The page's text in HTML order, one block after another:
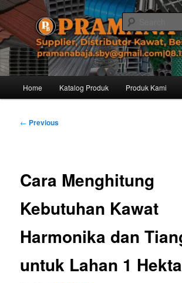
Skip
to
primary
contentPramana Baja
Kawat – 08.123.3744.374
Distributor dari Pabrik Besi Baja, Supplier Besi
dan Pemesanan hub. Ibu Rinanti
Amanah, dan pelayanan yg ramah, kami siap
besi anda.
Home Katalog Produk Produk Kami
Post
← Previous
Cara Menghitung
Kebutuhan Kawat
Harmonika dan
untuk Lahan 1